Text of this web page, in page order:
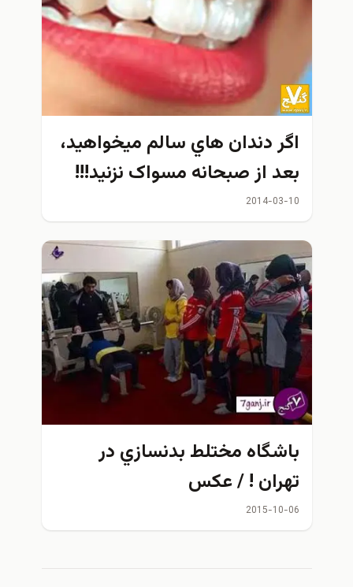
اگر دندان هاي سالم ميخواهيد،
بعد از صبحانه مسواک نزنید!!!
2014-03-10
باشگاه مختلط بدنسازي در
تهران ! / عكس
2015-10-06